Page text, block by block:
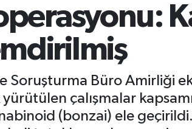
Soruşturma Büro Amirliği
çalışmalar
(bonzai) ele